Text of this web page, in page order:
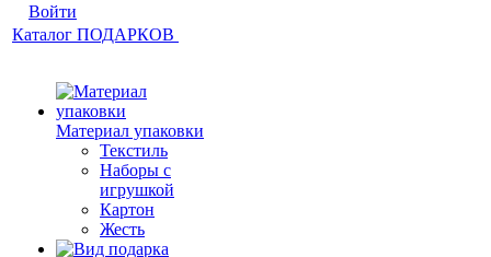
Войти
Каталог ПОДАРКОВ
Материал упаковки
Текстиль
Наборы с
игрушкой
Картон
Жесть